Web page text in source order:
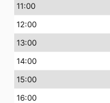
11:00
12:00
13:00
14:00
15:00
16:00